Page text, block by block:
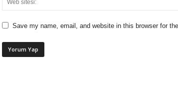
Save my name, email, and website in this browser for